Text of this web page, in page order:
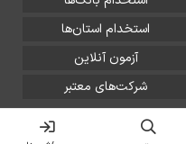
استخدام استان‌ها
آزمون آنلاین
شرکت‌های معتبر
آلتین سیستم محفوظ است و هر
دارد.